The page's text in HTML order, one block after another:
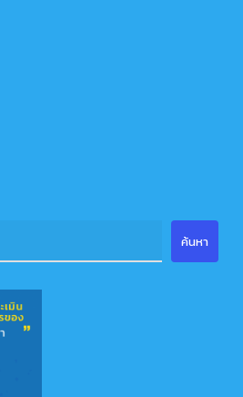
ค้นหา